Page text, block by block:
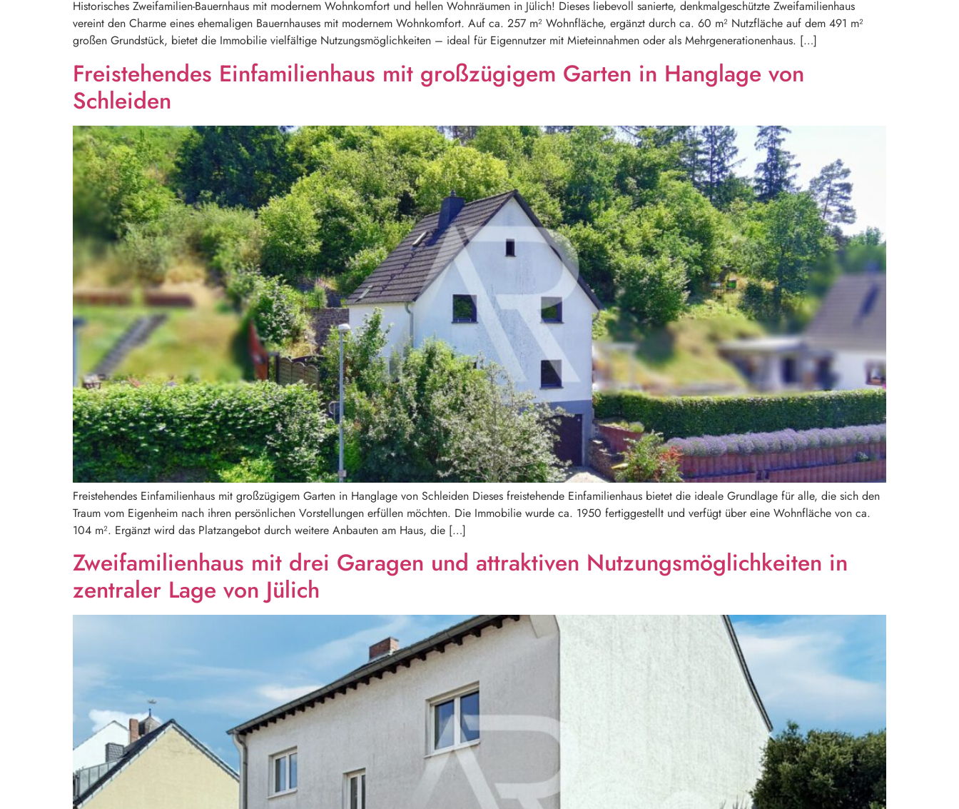
Historisches Zweifamilien-Bauernhaus mit modernem Wohnkomfort und hellen Wohnräumen in Jülich! Dieses liebevoll sanierte, denkmalgeschützte Zweifamilienhaus
vereint den Charme eines ehemaligen Bauernhauses mit modernem Wohnkomfort. Auf ca. 257 m² Wohnfläche, ergänzt durch ca. 60 m² Nutzfläche auf dem 491 m²
großen Grundstück, bietet die Immobilie vielfältige Nutzungsmöglichkeiten – ideal für Eigennutzer mit Mieteinnahmen oder als Mehrgenerationenhaus. […]
Freistehendes Einfamilienhaus mit großzügigem Garten in Hanglage von
Schleiden
Freistehendes Einfamilienhaus mit großzügigem Garten in Hanglage von Schleiden Dieses freistehende Einfamilienhaus bietet die ideale Grundlage für alle, die sich den
Traum vom Eigenheim nach ihren persönlichen Vorstellungen erfüllen möchten. Die Immobilie wurde ca. 1950 fertiggestellt und verfügt über eine Wohnfläche von ca.
104 m². Ergänzt wird das Platzangebot durch weitere Anbauten am Haus, die […]
Zweifamilienhaus mit drei Garagen und attraktiven Nutzungsmöglichkeiten in
zentraler Lage von Jülich